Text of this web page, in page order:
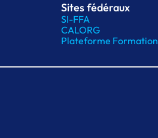
Sites fédéraux
SI-FFA
CALORG
Plateforme Formation